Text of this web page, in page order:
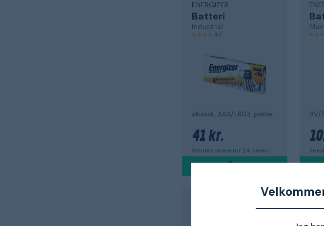
ENERGIZER
Batteri
Industrial
4,0
alkalisk, AAA/LR03, pakke med 10
41 kr.
Sendes inden for 24 timer!
Max
9V/